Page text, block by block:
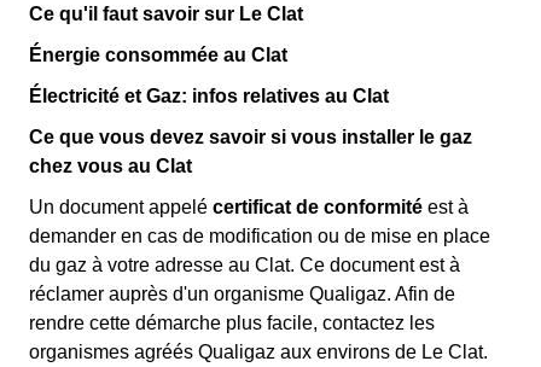
Ce qu'il faut savoir sur Le Clat
Énergie consommée au Clat
Électricité et Gaz: infos relatives au Clat
Ce que vous devez savoir si vous installer le gaz
chez vous au Clat
Un document appelé certificat de conformité est à
demander en cas de modification ou de mise en place
du gaz à votre adresse au Clat. Ce document est à
réclamer auprès d'un organisme Qualigaz. Afin de
rendre cette démarche plus facile, contactez les
organismes agréés Qualigaz aux environs de Le Clat.